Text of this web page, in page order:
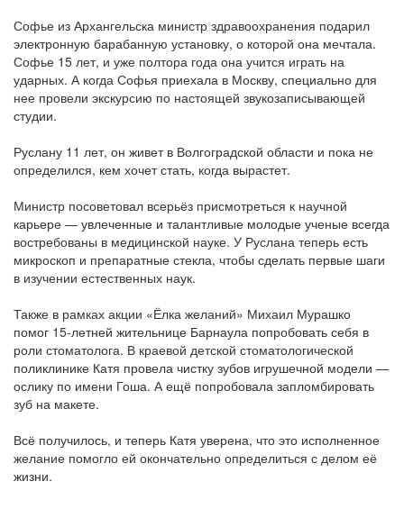
Софье из Архангельска министр здравоохранения подарил
электронную барабанную установку, о которой она мечтала.
Софье 15 лет, и уже полтора года она учится играть на
ударных. А когда Софья приехала в Москву, специально для
нее провели экскурсию по настоящей звукозаписывающей
студии.
Руслану 11 лет, он живет в Волгоградской области и пока не
определился, кем хочет стать, когда вырастет.
Министр посоветовал всерьёз присмотреться к научной
карьере — увлеченные и талантливые молодые ученые всегда
востребованы в медицинской науке. У Руслана теперь есть
микроскоп и препаратные стекла, чтобы сделать первые шаги
в изучении естественных наук.
Также в рамках акции «Ёлка желаний» Михаил Мурашко
помог 15-летней жительнице Барнаула попробовать себя в
роли стоматолога. В краевой детской стоматологической
поликлинике Катя провела чистку зубов игрушечной модели —
ослику по имени Гоша. А ещё попробовала запломбировать
зуб на макете.
Всё получилось, и теперь Катя уверена, что это исполненное
желание помогло ей окончательно определиться с делом её
жизни.